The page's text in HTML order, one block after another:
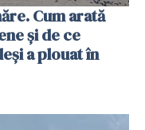
Cum arată
și de ce
a plouat în